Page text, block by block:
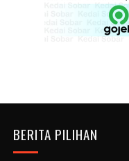
BERITA PILIHAN